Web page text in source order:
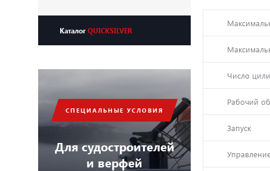
КаталогQUICKSILVER
СПЕЦИАЛЬНЫЕ УСЛОВИЯ
Для судостроителей
и верфей
Число
Рабочий
Запуск